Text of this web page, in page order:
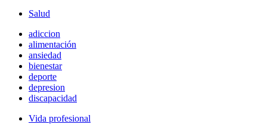
Salud
adiccion
alimentación
ansiedad
bienestar
deporte
depresion
discapacidad
Vida profesional